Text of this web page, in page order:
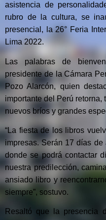
asistencia de
rubro de la cultura, se
presencial, la 26° Feria
Lima 2022.
Las palabras de
presidente de la Cámara
Pozo Alarcón, quien
importante del Perú
nuevos bríos y grandes
“La fiesta de los libros
impresas. Serán 17 días
donde se podrá contactar
nuestra predilección,
ansiado libro y
siempre”, sostuvo.
Resaltó que la presencia